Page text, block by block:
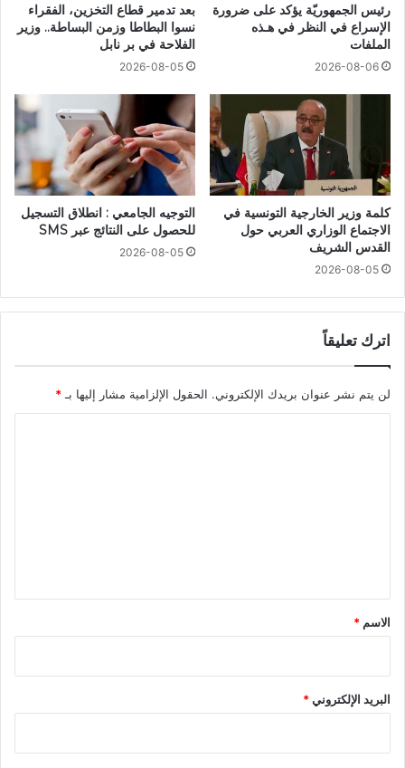
رئيس الجمهوريّة يؤكد على ضرورة
الإسراع في النظر في هـذه
الملفات
2026-08-06
بعد تدمير قطاع التخزين، الفقراء
نسوا البطاطا وزمن البساطة.. وزير
الفلاحة في بر نابل
2026-08-05
كلمة وزير الخارجية التونسية في
الاجتماع الوزاري العربي حول
القدس الشريف
2026-08-05
التوجيه الجامعي : انطلاق التسجيل
للحصول على النتائج عبر SMS
2026-08-05
اترك تعليقاً
لن يتم نشر عنوان بريدك الإلكتروني. الحقول الإلزامية مشار إليها بـ*
*
الاسم *
البريد الإلكتروني*